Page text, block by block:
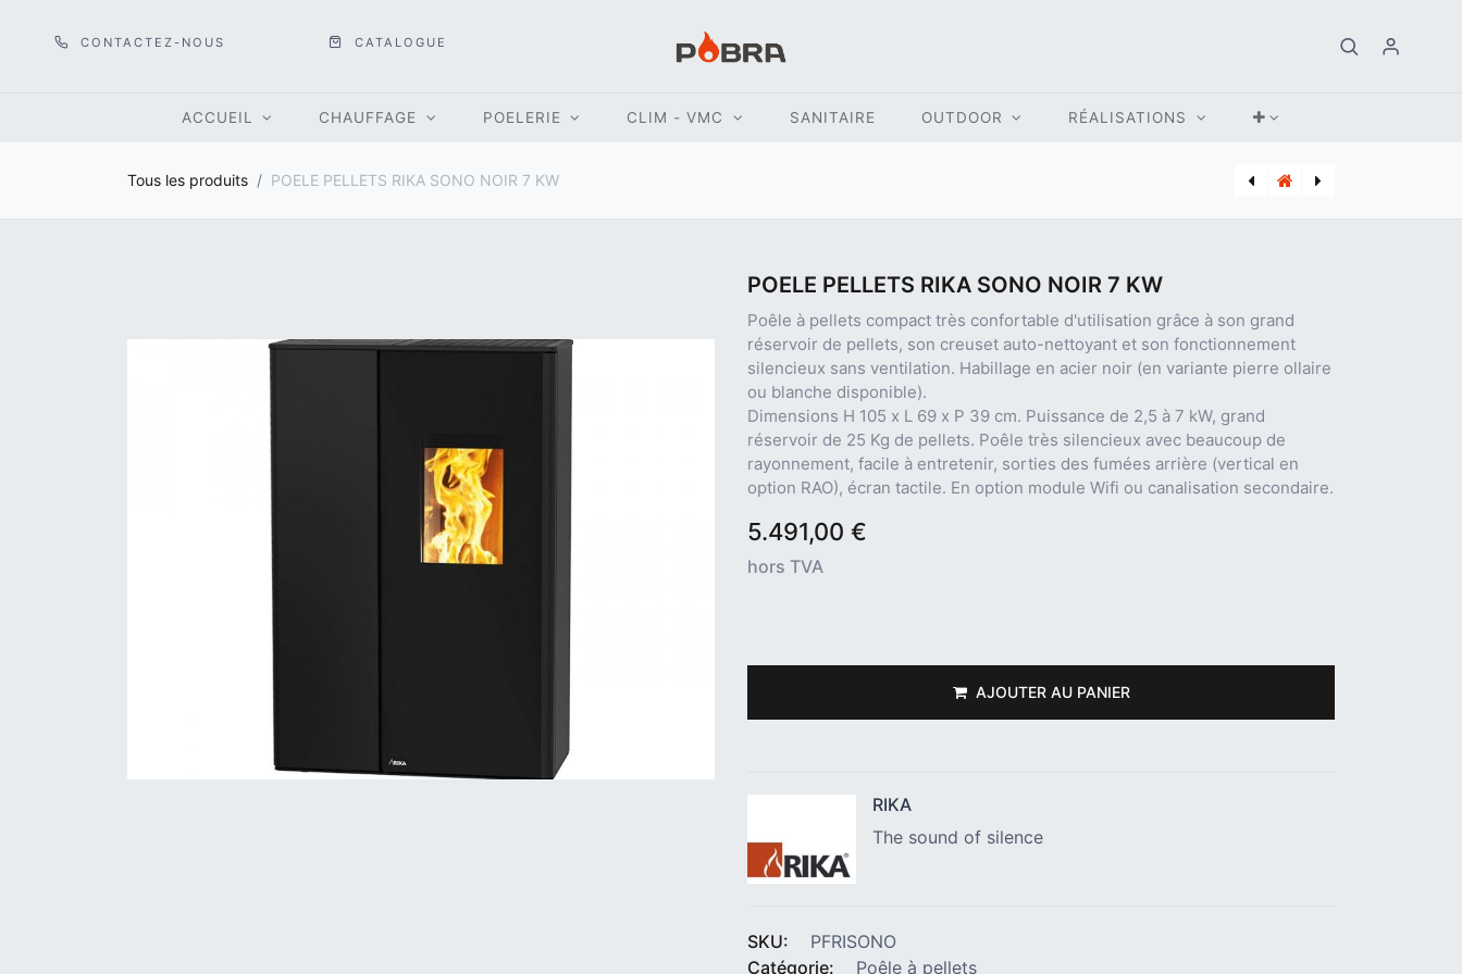
CONTACTEZ-NOUS CATALOGUE
ACCUEIL CHAUFFAGE POELERIE CLIM - VMC SANITAIRE OUTDOOR RÉALISATIONS
Tous les produits POELE PELLETS RIKA SONO NOIR 7 KW
POELE PELLETS RIKA SONO NOIR 7 KW
Poêle à pellets compact très confortable d'utilisation grâce à son grand
réservoir de pellets, son creuset auto-nettoyant et son fonctionnement
silencieux sans ventilation. Habillage en acier noir (en variante pierre ollaire
ou blanche disponible).
Dimensions H 105 x L 69 x P 39 cm. Puissance de 2,5 à 7 kW, grand
réservoir de 25 Kg de pellets. Poêle très silencieux avec beaucoup de
rayonnement, facile à entretenir, sorties des fumées arrière (vertical en
option RAO), écran tactile. En option module Wifi ou canalisation secondaire.
5.491,00 €
hors TVA
AJOUTER AU PANIER
RIKA
The sound of silence
SKU:
PFRISONO
Catégorie:
Poêle à pellets